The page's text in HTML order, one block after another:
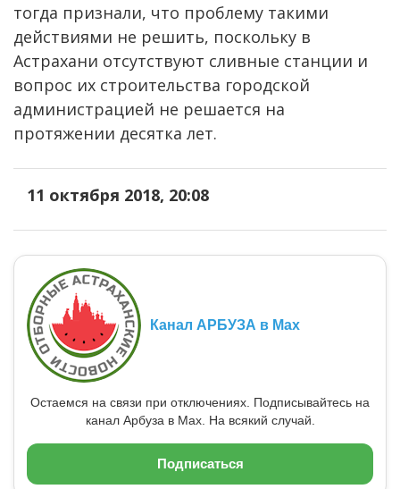
тогда признали, что проблему такими
действиями не решить, поскольку в
Астрахани отсутствуют сливные станции и
вопрос их строительства городской
администрацией не решается на
протяжении десятка лет.
11 октября 2018, 20:08
Канал АРБУЗА в Max
Остаемся на связи при отключениях. Подписывайтесь на
канал Арбуза в Max. На всякий случай.
Подписаться